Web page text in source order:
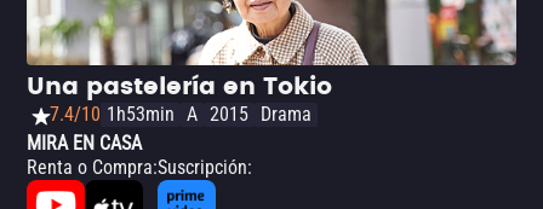
Una pastelería en Tokio
7.4/10 1h53min A 2015 Drama
MIRA EN CASA
Renta o Compra:Suscripción: